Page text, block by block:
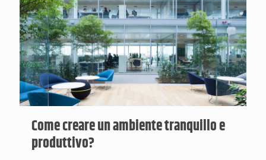
Come creare un ambiente tranquillo e
produttivo?